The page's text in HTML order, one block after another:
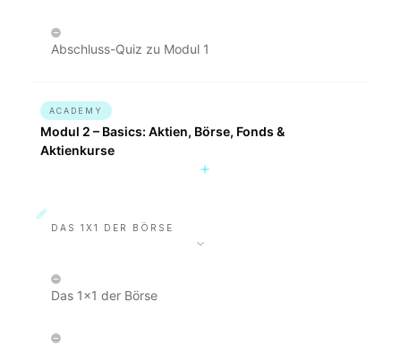
Abschluss-Quiz zu Modul 1
ACADEMY
Modul 2 – Basics: Aktien, Börse, Fonds &
Aktienkurse
DAS 1X1 DER BÖRSE
Das 1x1 der Börse